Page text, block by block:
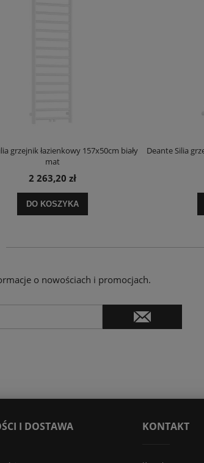
grzejnik łazienkowy 157x50cm biały
mat
2 263,20 zł
DO KOSZYKA
Deante Silia
o nowościach i promocjach.
I DOSTAWA KONTAKT